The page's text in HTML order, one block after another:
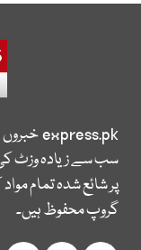
express.pk
سب سے زیادہ وزٹ
پر شائع شدہ تمام
گروپ محفوظ ہیں۔